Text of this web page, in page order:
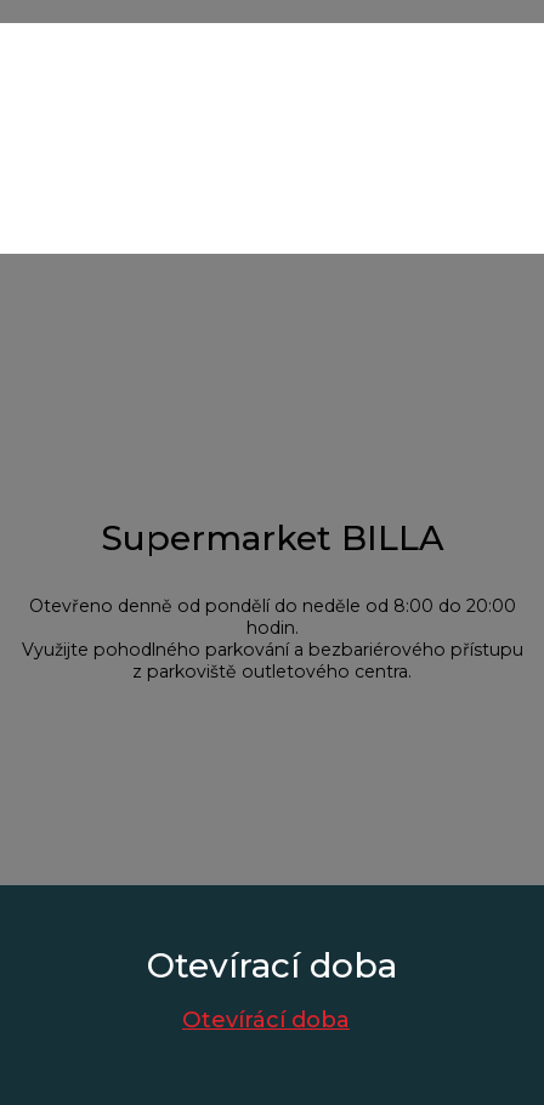
Supermarket BILLA
Otevřeno denně od pondělí do neděle od 8:00 do 20:00
hodin.
Využijte pohodlného parkování a bezbariérového přístupu
z parkoviště outletového centra.
Otevírací doba
Otevírácí doba